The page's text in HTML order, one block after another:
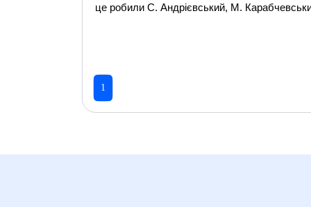
це робили С. Андрієвський, М.
1